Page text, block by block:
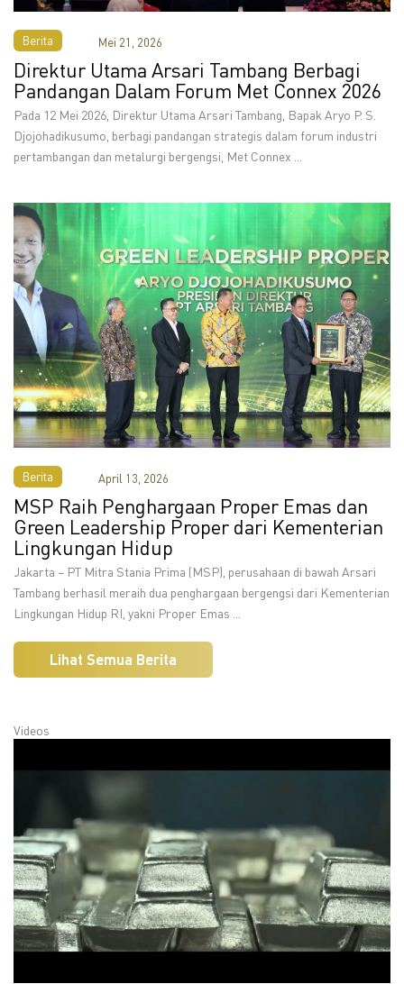
Berita
Direktur Utama Arsari Tambang Berbagi
Pandangan Dalam Forum Met Connex 2026
Mei 21, 2026
Pada 12 Mei 2026, Direktur Utama Arsari Tambang, Bapak Aryo P. S.
Djojohadikusumo, berbagi pandangan strategis dalam forum industri
pertambangan dan metalurgi bergengsi, Met Connex ...
Berita
MSP Raih Penghargaan Proper Emas dan
Green Leadership Proper dari Kementerian
Lingkungan Hidup
April 13, 2026
Jakarta – PT Mitra Stania Prima (MSP), perusahaan di bawah Arsari
Tambang berhasil meraih dua penghargaan bergengsi dari Kementerian
Lingkungan Hidup RI, yakni Proper Emas ...
Lihat Semua Berita
Videos